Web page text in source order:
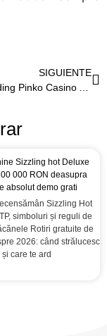
SIGUIENTE
Sizzling hot Deluxe
000 RON deasupra
absolut demo grati
Sizzling Hot
simboluri și reguli de
Rotiri gratuite de
2026: când strălucesc
și care te ard